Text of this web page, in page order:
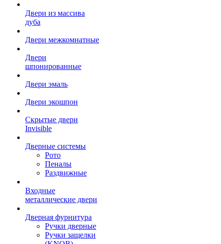
Двери из массива
дуба
Двери межкомнатные
Двери
шпонированные
Двери эмаль
Двери экошпон
Скрытые двери
Invisible
Дверные системы
Рото
Пеналы
Раздвижные
Входные
металлические двери
Дверная фурнитура
Ручки дверные
Ручки защелки